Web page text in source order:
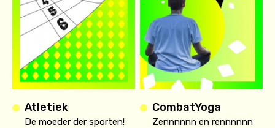
Atletiek
De moeder der sporten!
CombatYoga
Zennnnnn en rennnnnn